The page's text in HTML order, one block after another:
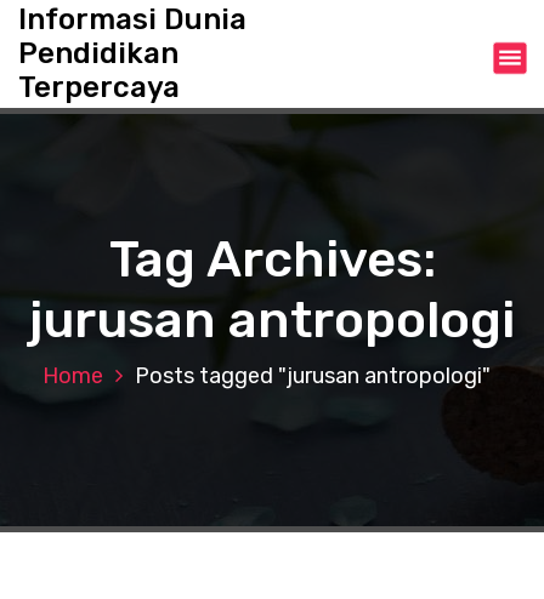
t
Informasi Dunia
Pendidikan
Terpercaya
Tag Archives:
jurusan antropologi
Home Posts tagged "jurusan antropologi"